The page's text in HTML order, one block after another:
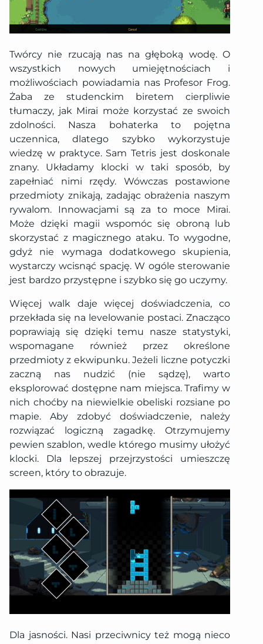
Twórcy nie rzucają nas na głęboką wodę. O
wszystkich nowych umiejętnościach i
możliwościach powiadamia nas Profesor Frog.
Żaba ze studenckim biretem cierpliwie
tłumaczy, jak Mirai może korzystać ze swoich
zdolności. Nasza bohaterka to pojętna
uczennica, dlatego szybko wykorzystuje
wiedzę w praktyce. Sam Tetris jest doskonale
znany. Układamy klocki w taki sposób, by
zapełniać nimi rzędy. Wówczas postawione
przedmioty znikają, zadając obrażenia naszym
rywalom. Innowacjami są za to moce Mirai.
Może dzięki magii wspomóc się obroną lub
skorzystać z magicznego ataku. To wygodne,
gdyż nie wymaga dodatkowego skupienia,
wystarczy wcisnąć spację. W ogóle sterowanie
jest bardzo przystępne i szybko się go uczymy.
Więcej walk daje więcej doświadczenia, co
przekłada się na levelowanie postaci. Znacząco
poprawiają się dzięki temu nasze statystyki,
wspomagane również przez określone
przedmioty z ekwipunku. Jeżeli liczne potyczki
zaczną nas nudzić (nie sądzę), warto
eksplorować dostępne nam miejsca. Trafimy w
nich choćby na niewielkie obeliski rozsiane po
mapie. Aby zdobyć doświadczenie, należy
rozwiązać logiczną zagadkę. Otrzymujemy
pewien szablon, wedle którego musimy ułożyć
klocki. Dla lepszej przejrzystości umieszczę
screen, który to obrazuje.
Dla jasności. Nasi przeciwnicy też mogą nieco